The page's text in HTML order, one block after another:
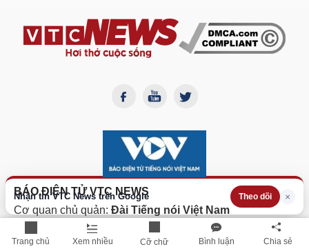
Trang chủ Xem nhiều Cỡ chữ Bình luận Chia sẻ
Nhận tin VTC News trên Google Theo dõi ×
BÁO ĐIỆN TỬ VTC NEWS
Cơ quan chủ quản: Đài Tiếng nói Việt Nam
Giấy phép Báo điện tử số
382/GP-BTTTTdo Bộ Thông
tin Truyền thông cấp lại ngày 12/10/2023.